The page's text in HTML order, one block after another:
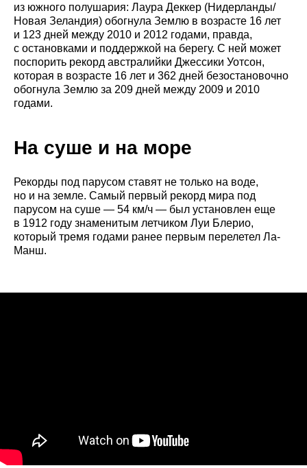
из южного полушария: Лаура Деккер (Нидерланды/
Новая Зеландия) обогнула Землю в возрасте 16 лет
и 123 дней между 2010 и 2012 годами, правда,
с остановками и поддержкой на берегу. С ней может
поспорить рекорд австралийки Джессики Уотсон,
которая в возрасте 16 лет и 362 дней безостановочно
обогнула Землю за 209 дней между 2009 и 2010
годами.
На суше и на море
Рекорды под парусом ставят не только на воде,
но и на земле. Самый первый рекорд мира под
парусом на суше — 54 км/ч — был установлен еще
в 1912 году знаменитым летчиком Луи Блерио,
который тремя годами ранее первым перелетел Ла-
Манш.